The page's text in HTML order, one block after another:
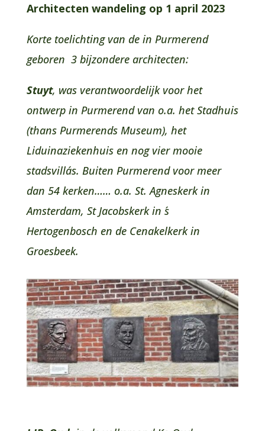
Architecten wandeling op 1 april 2023
Korte toelichting van de in Purmerend
geboren 3 bijzondere architecten:
Stuyt, was verantwoordelijk voor het
ontwerp in Purmerend van o.a. het Stadhuis
(thans Purmerends Museum), het
Liduinaziekenhuis en nog vier mooie
stadsvilla´s. Buiten Purmerend voor meer
dan 54 kerken…… o.a. St. Agneskerk in
Amsterdam, St Jacobskerk in ´s
Hertogenbosch en de Cenakelkerk in
Groesbeek.